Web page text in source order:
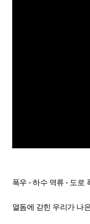
폭우 - 하수 역류 - 도로
열돔에 갇힌 우리가 나